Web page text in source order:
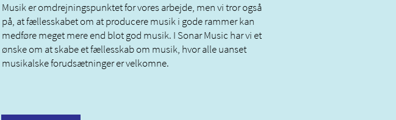
Musik er omdrejningspunktet for vores arbejde, men vi tror også
på, at fællesskabet om at producere musik i gode rammer kan
medføre meget mere end blot god musik. I Sonar Music har vi et
ønske om at skabe et fællesskab om musik, hvor alle uanset
musikalske forudsætninger er velkomne.